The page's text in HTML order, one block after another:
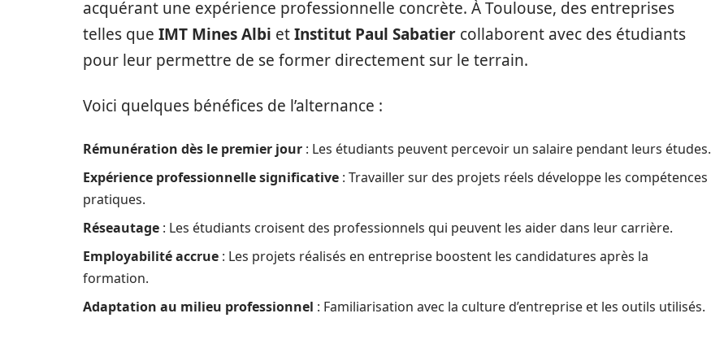
acquérant une expérience professionnelle concrète. À Toulouse, des entreprises
telles que IMT Mines Albi etInstitut Paul Sabatier collaborent avec des étudiants
pour leur permettre de se former directement sur le terrain.
Voici quelques bénéfices de l’alternance :
Rémunération dès le premier jour : Les étudiants peuvent percevoir un salaire pendant leurs études.
Expérience professionnelle significative : Travailler sur des projets réels développe les compétences
pratiques.
Réseautage : Les étudiants croisent des professionnels qui peuvent les aider dans leur carrière.
Employabilité accrue : Les projets réalisés en entreprise boostent les candidatures après la
formation.
Adaptation au milieu professionnel : Familiarisation avec la culture d’entreprise et les outils utilisés.